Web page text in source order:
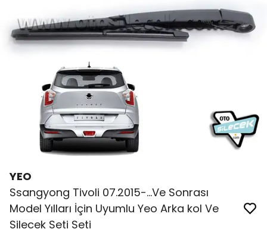
YEO
Ssangyong Tivoli 07.2015-...Ve Sonrası
Model Yılları İçin Uyumlu Yeo Arka kol Ve
Silecek Seti Seti